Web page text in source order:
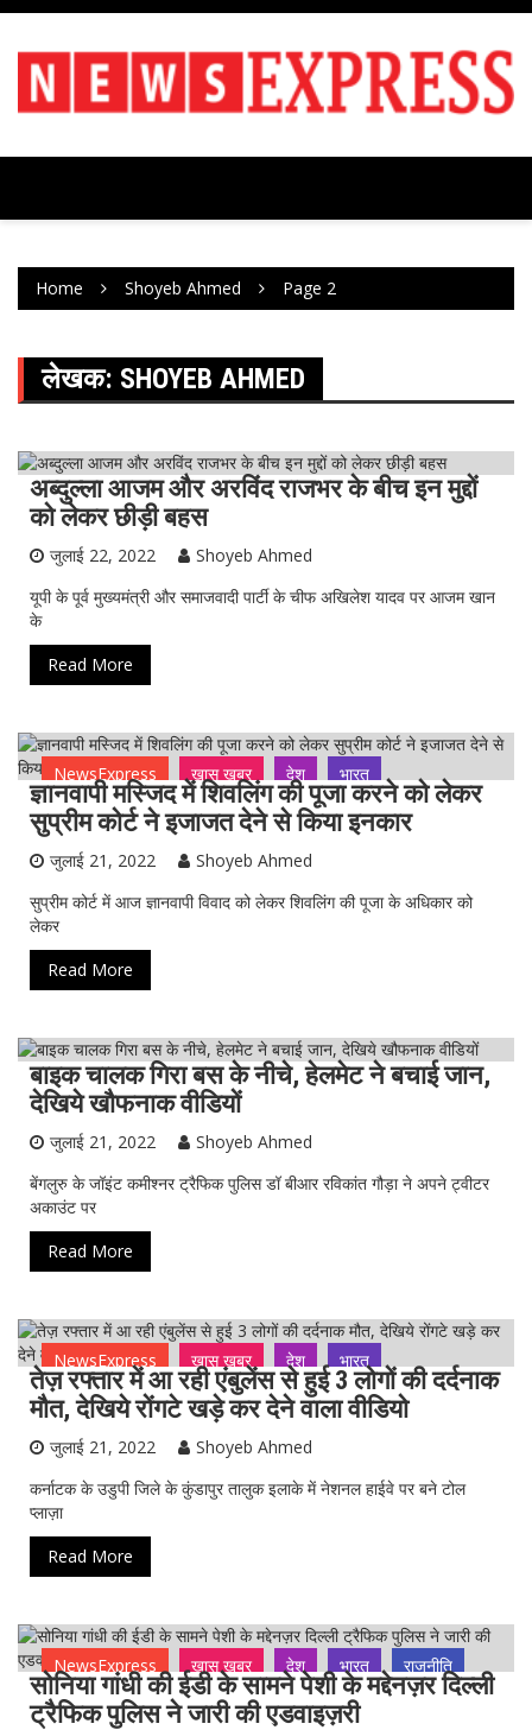
Skip
content
Home Shoyeb Ahmed Page 2
लेखक: SHOYEB AHMED
NewsExpress ख़ास ख़बर देश भारत राजनीति
अब्दुल्ला आजम और अरविंद राजभर के बीच इन मुद्दों
को लेकर छीड़ी बहस
जुलाई 22, 2022
Shoyeb Ahmed
यूपी के पूर्व मुख्यमंत्री और समाजवादी पार्टी के चीफ अखिलेश यादव पर आजम खान
के
Read More
NewsExpress ख़ास ख़बर देश भारत
ज्ञानवापी मस्जिद में शिवलिंग की पूजा करने को लेकर
सुप्रीम कोर्ट ने इजाजत देने से किया इनकार
जुलाई 21, 2022
Shoyeb Ahmed
सुप्रीम कोर्ट में आज ज्ञानवापी विवाद को लेकर शिवलिंग की पूजा के अधिकार को
लेकर
Read More
NewsExpress ताजा ख़बर विदेश
बाइक चालक गिरा बस के नीचे, हेलमेट ने बचाई जान,
देखिये खौफनाक वीडियों
जुलाई 21, 2022
Shoyeb Ahmed
बेंगलुरु के जॉइंट कमीश्नर ट्रैफिक पुलिस डॉ बीआर रविकांत गौड़ा ने अपने ट्वीटर
अकाउंट पर
Read More
NewsExpress ख़ास ख़बर देश भारत
तेज़ रफ्तार में आ रही एंबुलेंस से हुई 3 लोगों की दर्दनाक
मौत, देखिये रोंगटे खड़े कर देने वाला वीडियो
जुलाई 21, 2022
Shoyeb Ahmed
कर्नाटक के उडुपी जिले के कुंडापुर तालुक इलाके में नेशनल हाईवे पर बने टोल
प्लाज़ा
Read More
NewsExpress ख़ास ख़बर देश भारत राजनीति
सोनिया गांधी की ईडी के सामने पेशी के मद्देनज़र दिल्ली
ट्रैफिक पुलिस ने जारी की एडवाइज़री